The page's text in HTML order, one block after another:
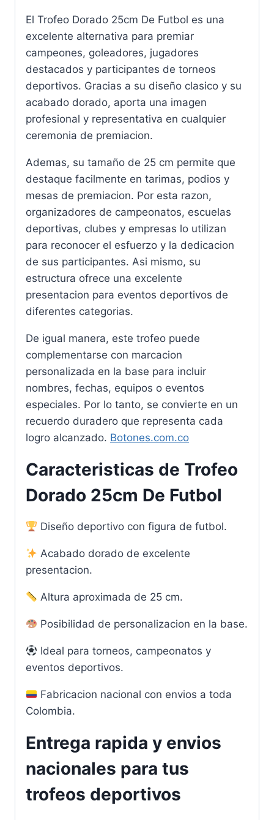
El Trofeo Dorado 25cm De Futbol es una
excelente alternativa para premiar
campeones, goleadores, jugadores
destacados y participantes de torneos
deportivos. Gracias a su diseño clasico y su
acabado dorado, aporta una imagen
profesional y representativa en cualquier
ceremonia de premiacion.
Ademas, su tamaño de 25 cm permite que
destaque facilmente en tarimas, podios y
mesas de premiacion. Por esta razon,
organizadores de campeonatos, escuelas
deportivas, clubes y empresas lo utilizan
para reconocer el esfuerzo y la dedicacion
de sus participantes. Asi mismo, su
estructura ofrece una excelente
presentacion para eventos deportivos de
diferentes categorias.
De igual manera, este trofeo puede
complementarse con marcacion
personalizada en la base para incluir
nombres, fechas, equipos o eventos
especiales. Por lo tanto, se convierte en un
recuerdo duradero que representa cada
logro alcanzado. Botones.com.co
Caracteristicas de Trofeo
Dorado 25cm De Futbol
Diseño deportivo con figura de futbol.
Acabado dorado de excelente
presentacion.
Altura aproximada de 25 cm.
Posibilidad de personalizacion en la base.
Ideal para torneos, campeonatos y
eventos deportivos.
Fabricacion nacional con envios a toda
Colombia.
Entrega rapida y envios
nacionales para tus
trofeos deportivos